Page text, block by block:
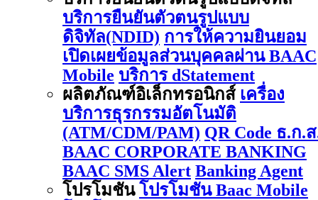
บริการยืนยันตัวตนรูปแบบ
ดิจิทัล(NDID) การให้ความยินยอม
เปิดเผยข้อมูลส่วนบุคคลผ่าน BAAC
Mobile บริการ dStatement
ผลิตภัณฑ์อิเล็กทรอนิกส์ เครื่อง
บริการธุรกรรมอัตโนมัติ
(ATM/CDM/PAM) QR Code ธ.ก.
BAAC CORPORATE BANKING
BAAC SMS Alert Banking Agent
โปรโมชัน โปรโมชัน Baac Mobile